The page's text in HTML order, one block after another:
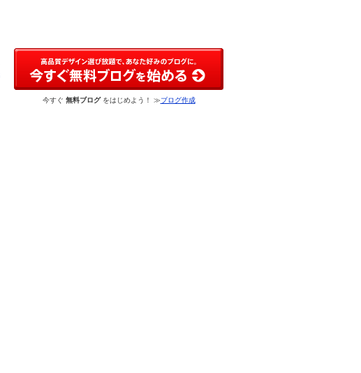
今すぐ 無料ブログをはじめよう！ ≫ブログ作成